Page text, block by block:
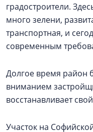
градостроители.
много зелени,
транспортная, и
современным
Долгое время район
вниманием
восстанавливает свой
Участок на